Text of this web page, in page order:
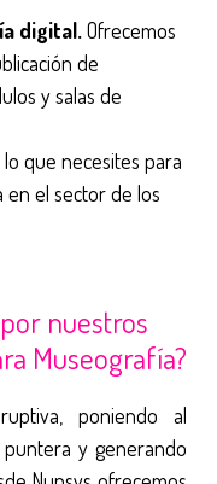
digital.Ofrecemos
de
y salas de
lo que necesites para
en el sector de los
nuestros
Museografía?
poniendo al
y generando